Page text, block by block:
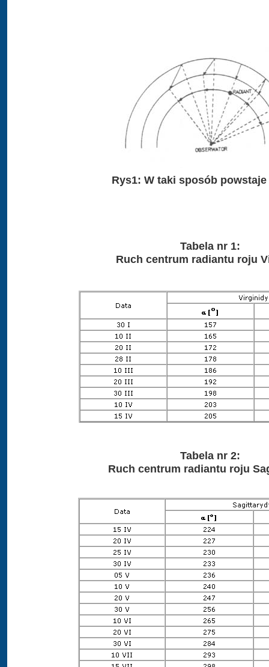
Rys1: W taki sposób
Tabela nr 1:
Ruch centrum radiantu roju
Tabela nr 2:
Ruch centrum radiantu roju